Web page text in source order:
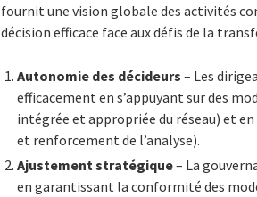
fournit une vision globale des activités
décision efficace face aux défis de la
Autonomie des décideurs – Les
efficacement en s’appuyant sur des
intégrée et appropriée du réseau) et
et renforcement de l’analyse).
Ajustement stratégique– La
en garantissant la conformité des